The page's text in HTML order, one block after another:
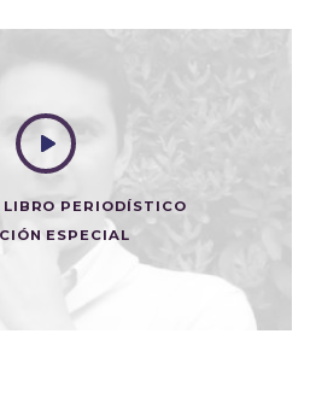
LIBRO PERIODÍSTICO
ESPECIAL
LA HISTORIA NO
REVELADA
Especial